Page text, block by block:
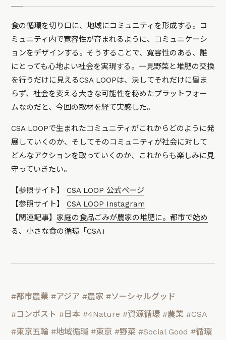
食の循環を切り口に、地域にコミュニティを形成する。コ
ミュニティ内で寛容性が育まれるように、コミュニケーシ
ョンをデザインする。そうすることで、寛容性のある、誰
にとっても心地よい社会を実現する。一見野菜と堆肥の交換
を行うだけに見えるCSA LOOPは、決してそれだけに留ま
らず、社会を変える大きな可能性を秘めたプラットフォー
ムなのだと、今回の取材を経て実感した。
CSA LOOPで生まれたコミュニティがこれからどのように発
展していくのか、そしてそのコミュニティが社会に対して
どんなアクションを取っていくのか、これからも楽しみに見
守っていきたい。
【参照サイト】CSA LOOP 公式ページ
【参照サイト】CSA LOOP Instagram
【関連記事】家庭の食品ごみが農家の堆肥に。都市で始め
る、小さな食の循環「CSA」
#都市農業 #アジア #農家 #ソーシャルグッド
#コンポスト #日本 #4Nature #資源循環 #農業 #CSA
#東京五輪 #地域循環 #東京 #野菜 #Social Good #循環